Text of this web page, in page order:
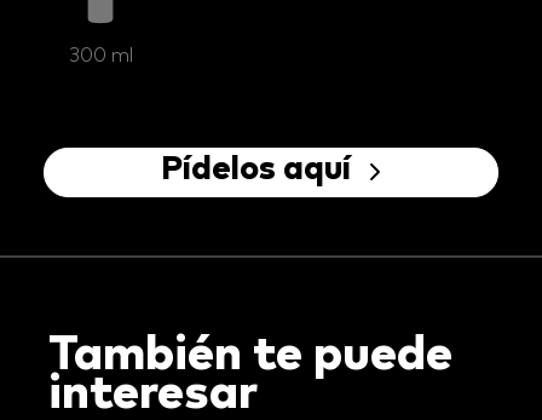
300 ml
Pídelos aquí
También te puede
interesar